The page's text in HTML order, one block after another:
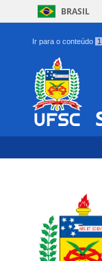
BRASIL
Ir para o conteúdo 1